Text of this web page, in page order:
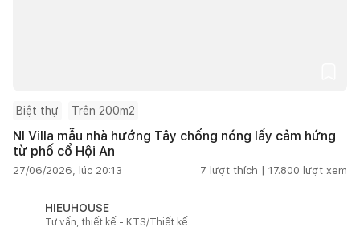
Biệt thự Trên 200m2
NI Villa mẫu nhà hướng Tây chống nóng lấy cảm hứng
từ phố cổ Hội An
27/06/2026, lúc 20:13 7 lượt thích | 17.800 lượt xem
HIEUHOUSE
Tư vấn, thiết kế - KTS/Thiết kế